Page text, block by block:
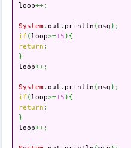
loop++;
System. out . println (msg ) ;
if (loop>=15 ) {
return ;
}
loop++;
System. out . println (msg ) ;
if (loop>=15 ) {
return ;
}
loop++;